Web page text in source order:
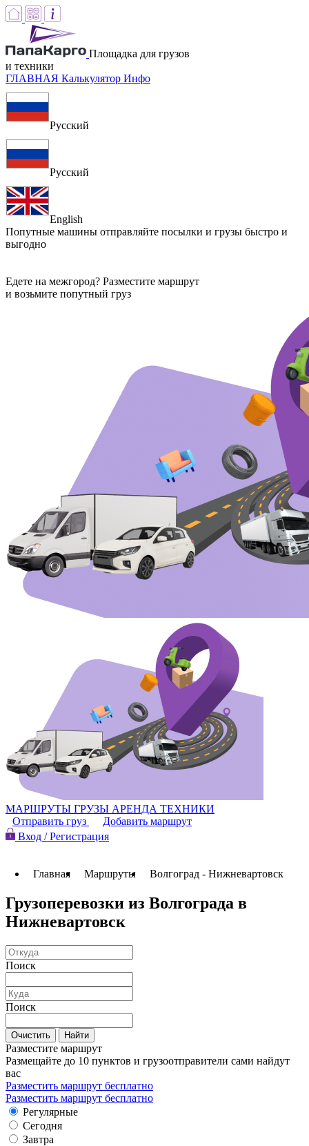
Площадка для грузов
и техники
ГЛАВНАЯ Калькулятор Инфо
Русский
Русский
English
Попутные машины отправляйте посылки и грузы быстро и
выгодно
Едете на межгород? Разместите маршрут
и возьмите попутный груз
МАРШРУТЫ ГРУЗЫ АРЕНДА ТЕХНИКИ
Отправить груз
Добавить маршрут
Вход / Регистрация
Главная Маршруты Волгоград - Нижневартовск
Грузоперевозки из Волгограда в
Нижневартовск
Поиск
Поиск
Очистить Найти
Разместите маршрут
Размещайте до 10 пунктов и грузоотправители сами найдут
вас
Разместить маршрут бесплатно
Разместить маршрут бесплатно
Регулярные
Сегодня
Завтра